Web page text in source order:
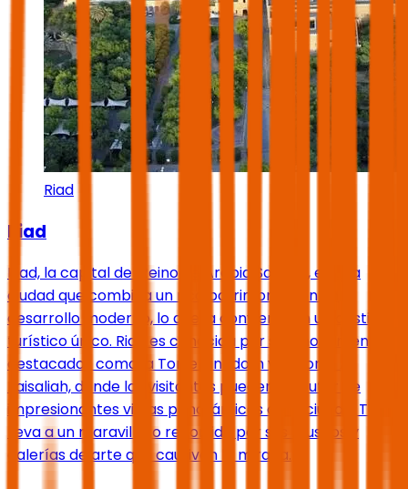
Riad
Riad
Riad, la capital del Reino de Arabia Saudita, es una
ciudad que combina un rico patrimonio con un
desarrollo moderno, lo que la convierte en un destino
turístico único. Riad es conocida por sus monumentos
destacados como la Torre Kingdom y la Torre Al
Faisaliah, donde los visitantes pueden disfrutar de
impresionantes vistas panorámicas de la ciudad. Te
lleva a un maravilloso recorrido por sus museos y
galerías de arte que cautivan la mirada.